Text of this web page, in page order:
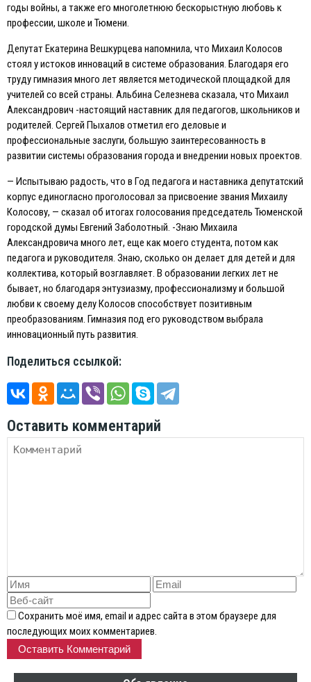
годы войны, а также его многолетнюю бескорыстную любовь к
профессии, школе и Тюмени.
Депутат Eкатерина Вешкурцева напомнила, что Михаил Колосов
стоял у истоков инноваций в системе образования. Благодаря его
труду гимназия много лет является методической площадкой для
учителей со всей страны. Альбина Селезнева сказала, что Михаил
Александрович -настоящий наставник для педагогов, школьников и
родителей. Сергей Пыхалов отметил его деловые и
профессиональные заслуги, большую заинтересованность в
развитии системы образования города и внедрении новых проектов.
— Испытываю радость, что в Год педагога и наставника депутатский
корпус единогласно проголосовал за присвоение звания Михаилу
Колосову, — сказал об итогах голосования председатель Тюменской
городской думы Eвгений Заболотный. -Знаю Михаила
Александровича много лет, еще как моего студента, потом как
педагога и руководителя. Знаю, сколько он делает для детей и для
коллектива, который возглавляет. В образовании легких лет не
бывает, но благодаря энтузиазму, профессионализму и большой
любви к своему делу Колосов способствует позитивным
преобразованиям. Гимназия под его руководством выбрала
инновационный путь развития.
Поделиться ссылкой:
Оставить комментарий
Сохранить моё имя, email и адрес сайта в этом браузере для
последующих моих комментариев.